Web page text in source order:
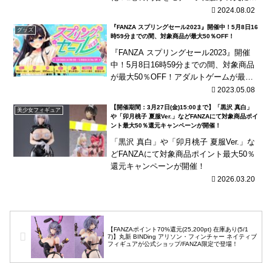
マってしまったカグヤを、グリズリーパ
2024.08.02
グッズ
『FANZA スプリングセール2023』開催中！5月8日16
時59分までの間、対象商品が最大50％OFF！
『FANZA スプリングセール2023』開催
中！5月8日16時59分までの間、対象商品
が最大50％OFF！アダルトゲームが最大5
0％OFFやワンコイン(500円)などでセー
2023.05.08
美少女フィギュア
【開催期間：3月27日(金)15:00まで】「黒沢 真白」
や「卯月桃子 夏服Ver.」などFANZAにて対象商品ポイ
ント最大50％還元キャンペーンが開催！
「黒沢 真白」や「卯月桃子 夏服Ver.」な
どFANZAにて対象商品ポイント最大50％
還元キャンペーンが開催！
2026.03.20
【FANZAポイント70%還元(25,200pt) 在庫あり(5/1
7)】丸新 BINDing アリソン・フィンチャー ネイティブ
フィギュアが公式ショップ/FANZA限定で登場！